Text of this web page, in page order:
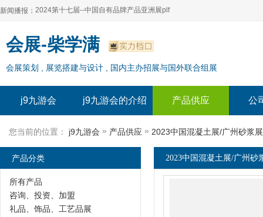
新闻播报：
2024上海自有品牌展--百货展|食品展 零售展|oem展
2024全球自有--品牌产品亚洲展（plf）
2024上海自有品牌展--2024上海oem 贴牌代加工展
2024第十七届--中国自有品牌产品亚洲展plf
2024全球自有--品牌产品亚洲展（plf）
2024年上海--第17届自有品牌展
会展-柴学满
会展策划 , 展览搭建与设计 , 国内主办招展与国外联合组展
j9九游会 j9九游会的介绍 产品供应 公
您当前的位置： j9九游会 » 产品供应 » 2023中国混凝土展/广州砂浆展
2023中国混凝土展/广州砂
产品分类
所有产品
咨询、投资、加盟
礼品、饰品、工艺品展